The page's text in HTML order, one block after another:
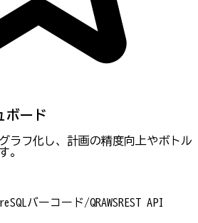
ボード
ラフ化し、計画の精度向上やボトル
。
バーコード/QRAWSREST API